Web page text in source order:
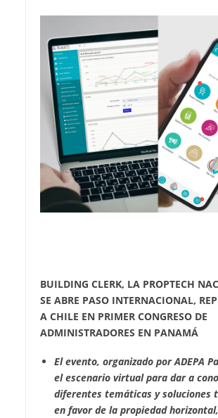
BUILDING CLERK, LA PROPTECH
SE ABRE PASO INTERNACIONAL,
A CHILE EN PRIMER CONGRESO DE
ADMINISTRADORES EN PANAMÁ
El evento, organizado por ADEPA
el escenario virtual para dar a
diferentes temáticas y soluciones
en favor de la propiedad